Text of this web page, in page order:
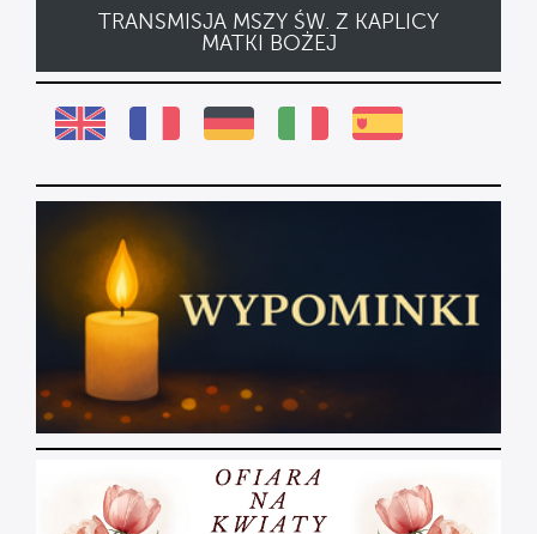
TRANSMISJA MSZY ŚW. Z KAPLICY
MATKI BOŻEJ